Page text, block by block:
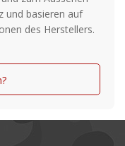
und basieren auf
des Herstellers.